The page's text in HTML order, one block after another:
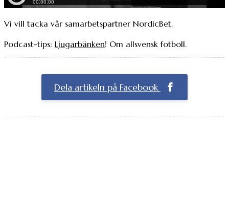
Vi vill tacka vår samarbetspartner NordicBet.
Podcast-tips: Ljugarbänken! Om allsvensk fotboll.
Dela artikeln på Facebook